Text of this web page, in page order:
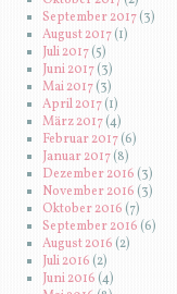
September 2017(3)
August 2017(1)
Juli 2017(5)
Juni 2017(3)
Mai 2017(3)
April 2017(1)
März 2017(4)
Februar 2017(6)
Januar 2017(8)
Dezember 2016 (3)
November 2016 (3)
Oktober 2016 (7)
September 2016 (6)
August 2016(2)
Juli 2016 (2)
Juni 2016 (4)